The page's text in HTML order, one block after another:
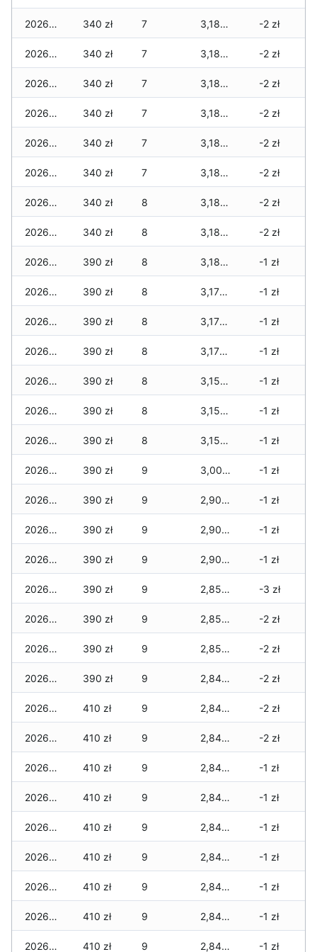
2026-03-15 340 zł 7 3,180 zł -2 zł
2026-03-14 340 zł 7 3,180 zł -2 zł
2026-03-13 340 zł 7 3,180 zł -2 zł
2026-03-12 340 zł 7 3,180 zł -2 zł
2026-03-11 340 zł 7 3,180 zł -2 zł
2026-03-10 340 zł 7 3,180 zł -2 zł
2026-03-09 340 zł 8 3,180 zł -2 zł
2026-03-08 340 zł 8 3,180 zł -2 zł
2026-03-07 390 zł 8 3,180 zł -1 zł
2026-03-06 390 zł 8 3,170 zł -1 zł
2026-03-05 390 zł 8 3,170 zł -1 zł
2026-03-04 390 zł 8 3,170 zł -1 zł
2026-03-03 390 zł 8 3,150 zł -1 zł
2026-03-02 390 zł 8 3,150 zł -1 zł
2026-03-01 390 zł 8 3,150 zł -1 zł
2026-02-27 390 zł 9 3,000 zł -1 zł
2026-02-26 390 zł 9 2,900 zł -1 zł
2026-02-25 390 zł 9 2,900 zł -1 zł
2026-02-24 390 zł 9 2,900 zł -1 zł
2026-02-23 390 zł 9 2,850 zł -3 zł
2026-02-22 390 zł 9 2,850 zł -2 zł
2026-02-21 390 zł 9 2,850 zł -2 zł
2026-02-20 390 zł 9 2,840 zł -2 zł
2026-02-19 410 zł 9 2,840 zł -2 zł
2026-02-18 410 zł 9 2,840 zł -2 zł
2026-02-17 410 zł 9 2,840 zł -1 zł
2026-02-16 410 zł 9 2,840 zł -1 zł
2026-02-15 410 zł 9 2,840 zł -1 zł
2026-02-14 410 zł 9 2,840 zł -1 zł
2026-02-13 410 zł 9 2,840 zł -1 zł
2026-02-12 410 zł 9 2,840 zł -1 zł
2026-02-11 410 zł 9 2,840 zł -1 zł